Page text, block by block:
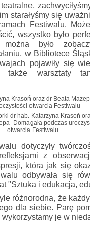
starałyśmy się
Festiwalu.
wszystko było
było
w Bibliotece
pojawiły się
także warsztaty
dr hab. Katarzyna Krasoń
Domagała podczas
otwarcia Festiwalu
dotyczyły
z
która jak się
odbywała się
"Sztuka i edukacja,
różnorodna, że
dla siebie. Parę
je w